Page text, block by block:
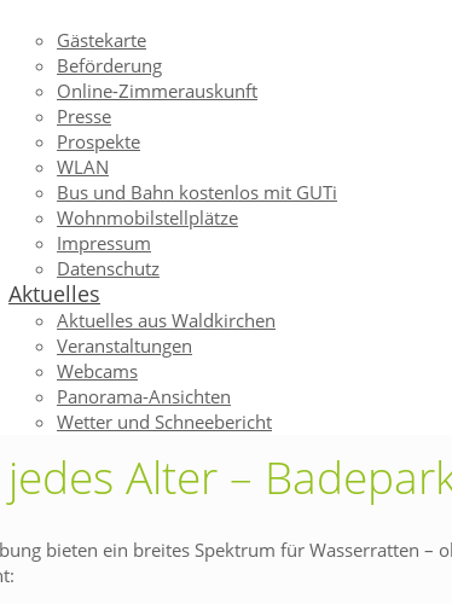
Gästekarte
Beförderung
Online-Zimmerauskunft
Presse
Prospekte
WLAN
Bus und Bahn kostenlos mit GUTi
Wohnmobilstellplätze
Impressum
Datenschutz
Aktuelles
Aktuelles aus Waldkirchen
Veranstaltungen
Webcams
Panorama-Ansichten
Wetter und Schneebericht
Alter –
bieten ein breites Spektrum für Wasserratten